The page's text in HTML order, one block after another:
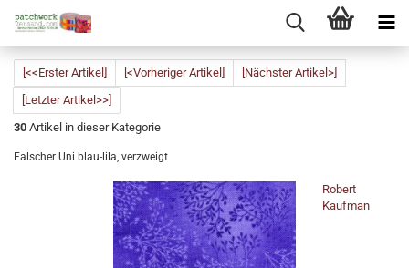
[<<Erster Artikel] [<Vorheriger Artikel]
[Nächster Artikel>]
[Letzter Artikel>>]
30 Artikel in dieser Kategorie
Falscher Uni blau-lila, verzweigt
Robert
Kaufman